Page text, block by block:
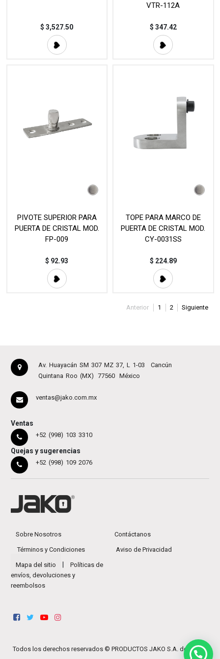
$3,527.50
VTR-112A
$ 347.42
PIVOTE SUPERIOR PARA
PUERTA DE CRISTAL MOD.
FP-009
$ 92.93
TOPE PARA MARCO DE
PUERTA DE CRISTAL MOD.
CY-0031SS
$ 224.89
Anterior 1 2 Siguiente
Av. Huayacán SM 307 MZ 37, L 1-03
Cancún
Quintana Roo (MX)
77560 México
ventas@jako.com.mx
Ventas
+52 (998) 103 3310
Quejas y sugerencias
+52 (998) 109 2076
Sobre Nosotros Contáctanos
Términos y Condiciones Aviso de Privacidad
Mapa del sitio
Políticas de
envíos, devoluciones y
reembolsos
Todos los derechos reservados © PRODUCTOS JAKO S.A. de C.V.